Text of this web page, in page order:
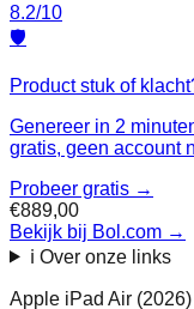
8.2/10
🛡️
Product stuk of
Genereer in 2
gratis, geen account
Probeer gratis →
€889,00
Bekijk bij Bol.com →
ℹ️ Over onze links
Apple iPad Air